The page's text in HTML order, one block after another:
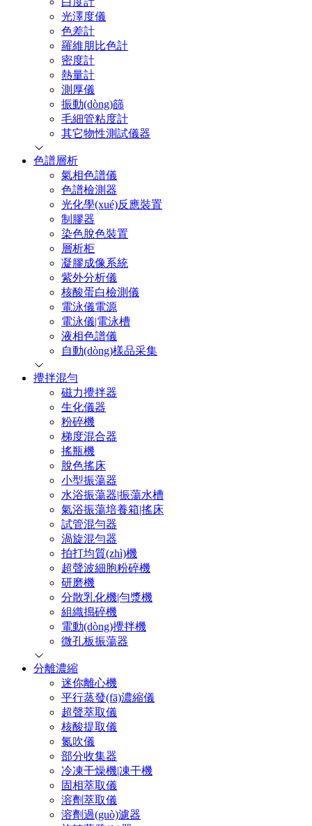
光澤度儀
色差計
羅維朋比色計
密度計
熱量計
測厚儀
振動(dòng)篩
毛細管粘度計
其它物性測試儀器
色譜層析
氣相色譜儀
色譜檢測器
光化學(xué)反應裝置
制膠器
染色脫色裝置
層析柜
凝膠成像系統
紫外分析儀
核酸蛋白檢測儀
電泳儀電源
電泳儀|電泳槽
液相色譜儀
自動(dòng)樣品采集
攪拌混勻
磁力攪拌器
生化儀器
粉碎機
梯度混合器
搖瓶機
脫色搖床
小型振蕩器
水浴振蕩器|振蕩水槽
氣浴振蕩培養箱|搖床
試管混勻器
渦旋混勻器
拍打均質(zhì)機
超聲波細胞粉碎機
研磨機
分散乳化機|勻漿機
組織搗碎機
電動(dòng)攪拌機
微孔板振蕩器
分離濃縮
迷你離心機
平行蒸發(fā)濃縮儀
超聲萃取儀
核酸提取儀
氮吹儀
部分收集器
冷凍干燥機|凍干機
固相萃取儀
溶劑萃取儀
溶劑過(guò)濾器